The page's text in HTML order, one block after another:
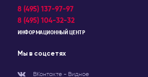
8 (495) 137-97-97
8 (495) 104-32-32
ИНФОРМАЦИОННЫЙ ЦЕНТР
Мы в соцсетях
ВКонтакте - Видное